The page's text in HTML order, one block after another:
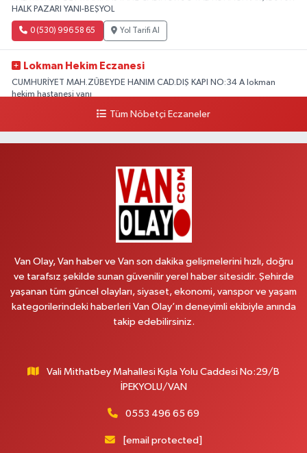
HALK PAZARI YANI-BEŞYOL
0 (530) 996 58 65 Yol Tarifi Al
Lokman Hekim Eczanesi
CUMHURİYET MAH.ZÜBEYDE HANIM CAD.DIŞ KAPI NO:34 A lokman
hekim hastanesi yanı
Yol Tarifi Al
Vanyolu Caddesi Yeni Diş Hastanesi Yanı NO:102F
Yol Tarifi Al
Cumhuriyet Mahallesi, Konak Sokak No:6 Gürpınar Van
0 (530) 442 24 65 Yol Tarifi Al
Yiğit Eczanesi
Akdağ Eczanesi
Süphan Mahallesi, İpekyolu Caddesi No:283 G Edremit Van
Yol Tarifi Al
Tüm Nöbetçi Eczaneler
Van Olay, Van haber ve Van son dakika gelişmelerini hızlı, doğru
ve tarafsız şekilde sunan güvenilir yerel haber sitesidir. Şehirde
yaşanan tüm güncel olayları, siyaset, ekonomi, vanspor ve yaşam
kategorilerindeki haberleri Van Olay’ın deneyimli ekibiyle anında
takip edebilirsiniz.
Vali Mithatbey Mahallesi Kışla Yolu Caddesi No:29/B
İPEKYOLU/VAN
0553 496 65 69
[email protected]